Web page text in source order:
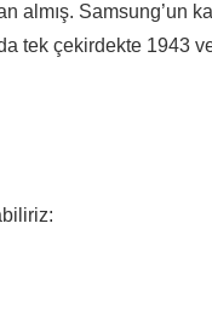
almış. Samsung’un
tek çekirdekte 1943